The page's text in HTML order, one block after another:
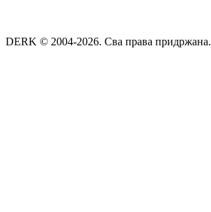
DERK © 2004-2026. Сва права придржана.